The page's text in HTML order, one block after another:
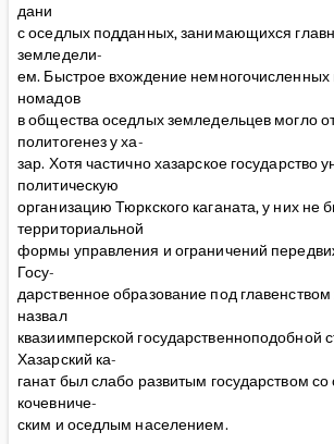
дани
с оседлых подданных, занимающихся
земледели-
ем. Быстрое вхождение
номадов
в общества оседлых земледельцев могло
политогенез у ха-
зар. Хотя частично хазарское государство
политическую
организацию Тюркского каганата, у них не
территориальной
формы управления и ограничений
Госу-
дарственное образование под
назвал
квазиимперской государственноподобной
Хазарский ка-
ганат был слабо развитым государством
кочевниче-
ским и оседлым населением.